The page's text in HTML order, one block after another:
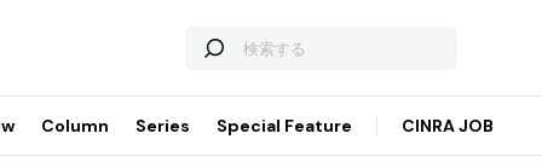
Column Series Special Feature CINRA JOB